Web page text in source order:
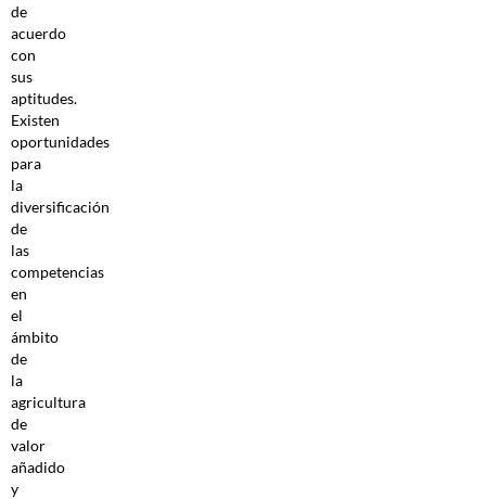
de
acuerdo
con
sus
aptitudes.
Existen
oportunidades
para
la
diversificación
de
las
competencias
en
el
ámbito
de
la
agricultura
de
valor
añadido
y